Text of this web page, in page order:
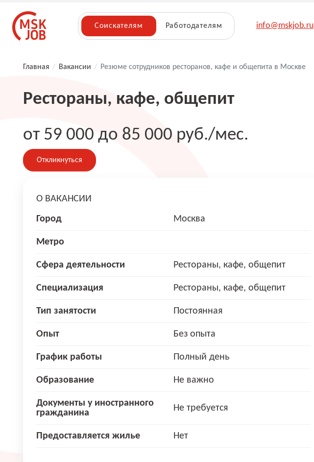
Соискателям Работодателям info@mskjob.ru
Главная / Вакансии / Резюме сотрудников ресторанов, кафе и общепита в Москве
Рестораны, кафе, общепит
от 59 000 до 85 000 руб./мес.
Откликнуться
О ВАКАНСИИ
Город Москва
Метро
Сфера деятельности Рестораны, кафе, общепит
Специализация Рестораны, кафе, общепит
Тип занятости Постоянная
Опыт Без опыта
График работы Полный день
Образование Не важно
Документы у иностранного
гражданина
Не требуется
Предоставляется жилье Нет